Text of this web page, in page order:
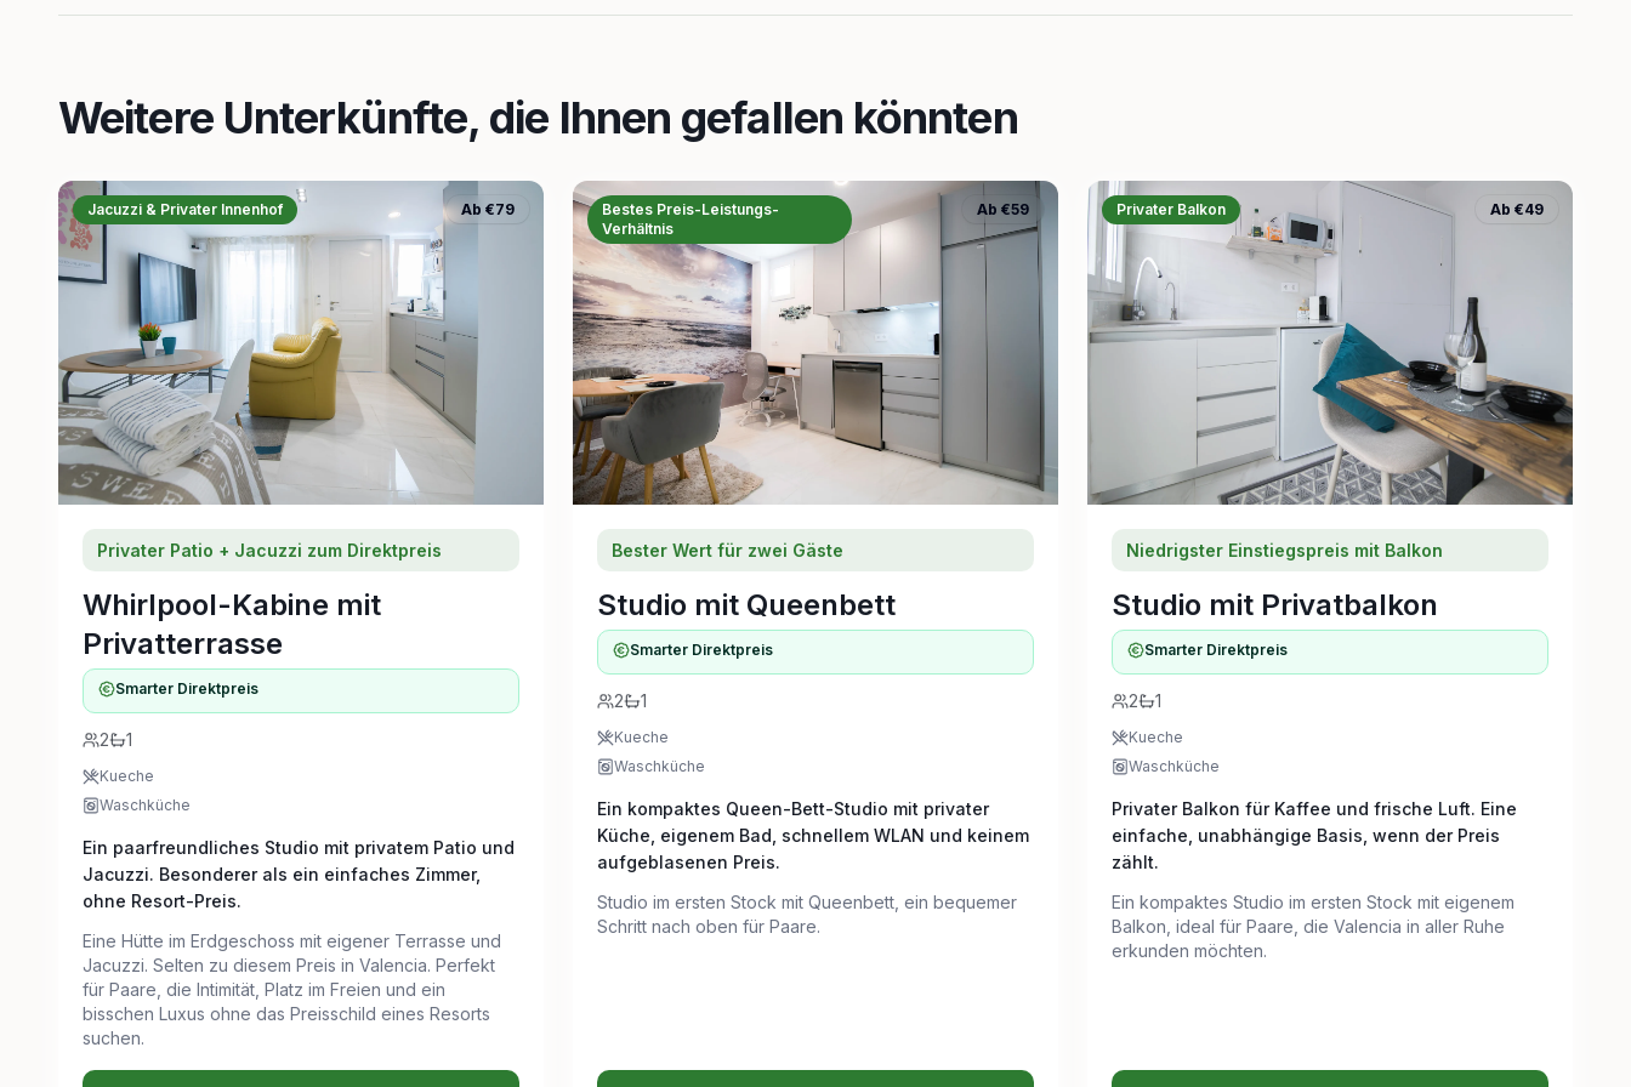
Weitere Unterkünfte, die Ihnen gefallen könnten
Jacuzzi & Privater Innenhof Ab €79
Privater Patio + Jacuzzi zum Direktpreis
Whirlpool-Kabine mit
Privatterrasse
Smarter Direktpreis
2 1
Kueche
Waschküche
Ein paarfreundliches Studio mit privatem Patio und
Jacuzzi. Besonderer als ein einfaches Zimmer,
ohne Resort-Preis.
Eine Hütte im Erdgeschoss mit eigener Terrasse und
Jacuzzi. Selten zu diesem Preis in Valencia. Perfekt
für Paare, die Intimität, Platz im Freien und ein
bisschen Luxus ohne das Preisschild eines Resorts
suchen.
Bestes Preis-Leistungs-
Verhältnis
Ab €59
Bester Wert für zwei Gäste
Studio mit Queenbett
Smarter Direktpreis
2 1
Kueche
Waschküche
Ein kompaktes Queen-Bett-Studio mit privater
Küche, eigenem Bad, schnellem WLAN und keinem
aufgeblasenen Preis.
Studio im ersten Stock mit Queenbett, ein bequemer
Schritt nach oben für Paare.
Privater Balkon Ab €49
Niedrigster Einstiegspreis mit Balkon
Studio mit Privatbalkon
Smarter Direktpreis
2 1
Kueche
Waschküche
Privater Balkon für Kaffee und frische Luft. Eine
einfache, unabhängige Basis, wenn der Preis
zählt.
Ein kompaktes Studio im ersten Stock mit eigenem
Balkon, ideal für Paare, die Valencia in aller Ruhe
erkunden möchten.